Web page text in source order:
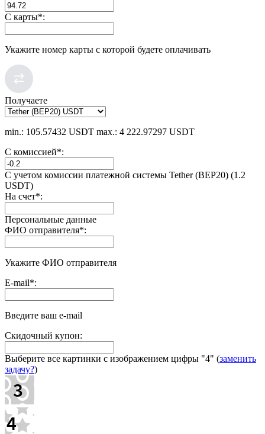
С карты*:
Укажите номер карты с которой будете оплачивать
Получаете
min.: 105.57432 USDT max.: 4 222.97297 USDT
С комиссией*:
С учетом комиссии платежной системы Tether (BEP20) (1.2
USDT)
На счет*:
Персональные данные
ФИО отправителя*:
Укажите ФИО отправителя
E-mail*:
Введите ваш e-mail
Скидочный купон:
Выберите все картинки с изображением цифры "4" (заменить
задачу?)